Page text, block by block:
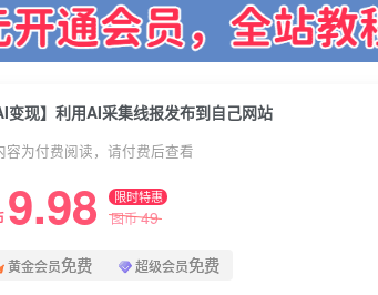
变现】利用AI采集线报发布到自己网站
容为付费阅读，请付费后查看
9.98 限时特惠
图币49
黄金会员免费 超级会员免费